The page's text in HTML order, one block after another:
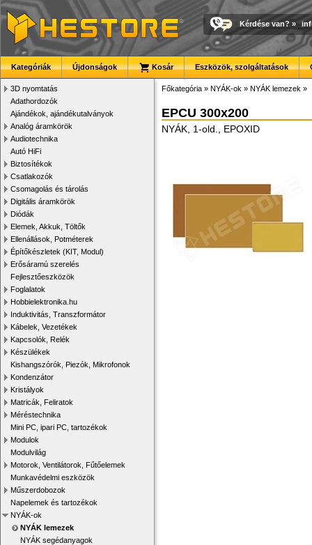
Kérdése van? »
Kategóriák Újdonságok Kosár Eszközök, szolgáltatások
3D nyomtatás
Adathordozók
Ajándékok, ajándékutalványok
Analóg áramkörök
Audiotechnika
Autó HiFi
Biztosítékok
Csatlakozók
Csomagolás és tárolás
Digitális áramkörök
Diódák
Elemek, Akkuk, Töltők
Ellenállások, Potméterek
Építőkészletek (KIT, Modul)
Erősáramú szerelés
Fejlesztőeszközök
Foglalatok
Hobbielektronika.hu
Induktivitás, Transzformátor
Kábelek, Vezetékek
Kapcsolók, Relék
Készülékek
Kishangszórók, Piezók, Mikrofonok
Kondenzátor
Kristályok
Matricák, Feliratok
Méréstechnika
Mini PC, ipari PC, tartozékok
Modulok
Modulvilág
Motorok, Ventilátorok, Fűtőelemek
Munkavédelmi eszközök
Műszerdobozok
Napelemek és tartozékok
NYÁK-ok
NYÁK lemezek
NYÁK segédanyagok
Főkategória » NYÁK-ok » NYÁK lemezek »
EPCU 300x200
NYÁK, 1-old., EPOXID